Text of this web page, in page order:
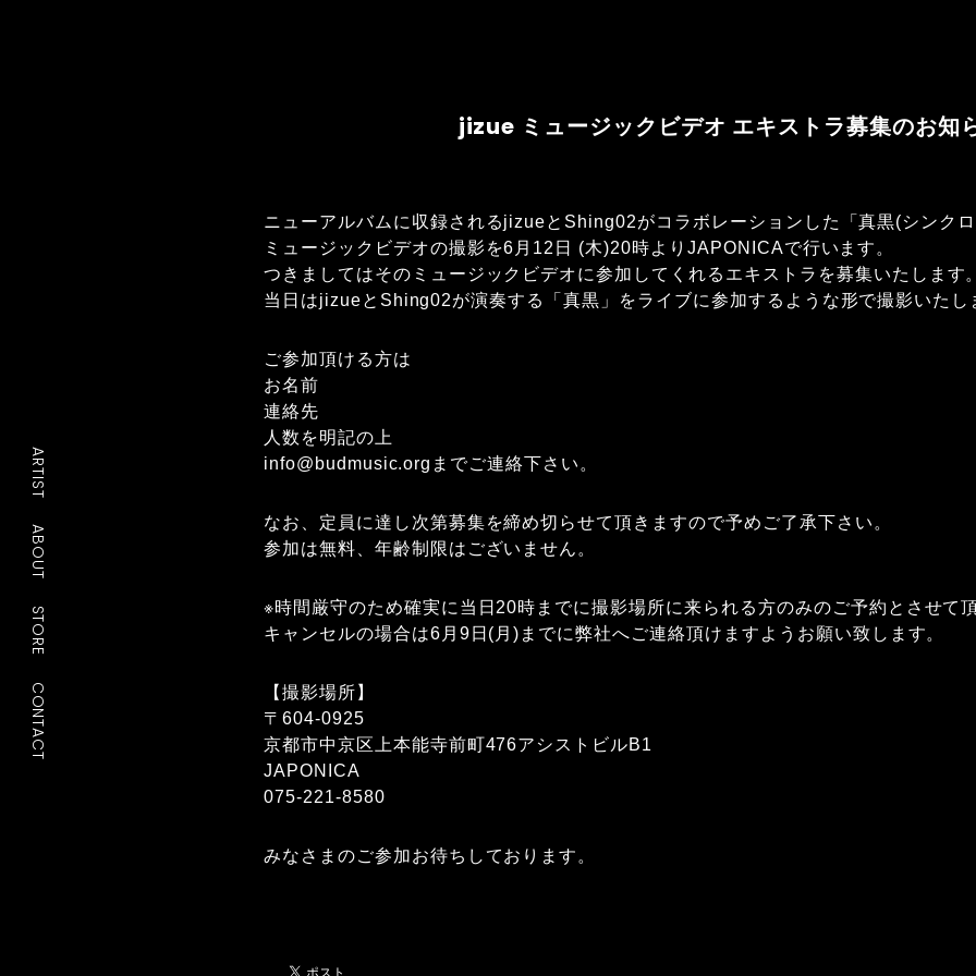
ARTIST
ABOUT
STORE
CONTACT
jizue ミュージックビデオ エキストラ募集のお知
ニューアルバムに収録されるjizueとShing02がコラボレーションした「真黒(シンク
ミュージックビデオの撮影を6月12日 (木)20時よりJAPONICAで行います。
つきましてはそのミュージックビデオに参加してくれるエキストラを募集いたします。
当日はjizueとShing02が演奏する「真黒」をライブに参加するような形で撮影いたし
ご参加頂ける方は
お名前
連絡先
人数を明記の上
info@budmusic.orgまでご連絡下さい。
なお、定員に達し次第募集を締め切らせて頂きますので予めご了承下さい。
参加は無料、年齢制限はございません。
※時間厳守のため確実に当日20時までに撮影場所に来られる方のみのご予約とさせて頂
キャンセルの場合は6月9日(月)までに弊社へご連絡頂けますようお願い致します。
【撮影場所】
〒604-0925
京都市中京区上本能寺前町476アシストビルB1
JAPONICA
075-221-8580
みなさまのご参加お待ちしております。